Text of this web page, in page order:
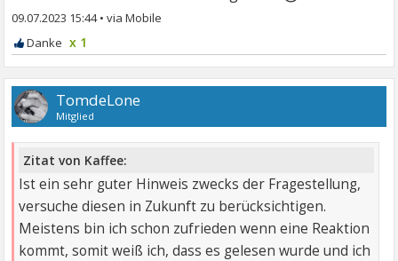
09.07.2023 15:44•
x 1
TomdeLone
Mitglied
Zitat von Kaffee:
Ist ein sehr guter Hinweis zwecks der Fragestellung,
versuche diesen in Zukunft zu berücksichtigen.
Meistens bin ich schon zufrieden wenn eine Reaktion
kommt, somit weiß ich, dass es gelesen wurde und ich